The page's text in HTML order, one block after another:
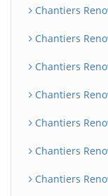
Chantiers
Chantiers
Chantiers
Chantiers
Chantiers
Chantiers
Chantiers